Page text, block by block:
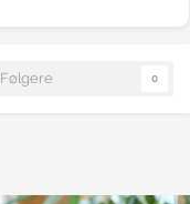
Følgere 0